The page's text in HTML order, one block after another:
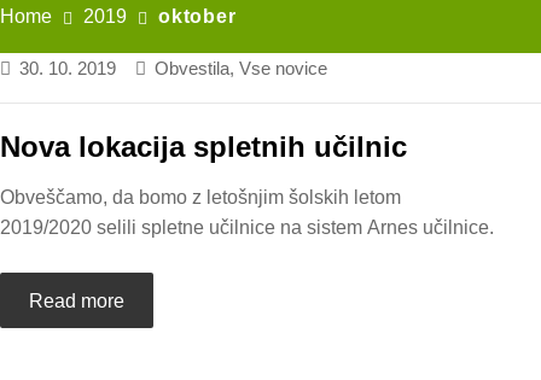
Home 2019 oktober
30. 10. 2019 Obvestila, Vse novice
Nova lokacija spletnih učilnic
Obveščamo, da bomo z letošnjim šolskih letom
2019/2020 selili spletne učilnice na sistem Arnes učilnice.
Read more